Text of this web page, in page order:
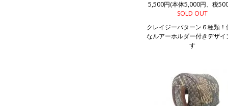
5,500円(本体5,000円、税
SOLD OUT
クレイジーパターン６種類！
なルアーホルダー付きデザイ
す